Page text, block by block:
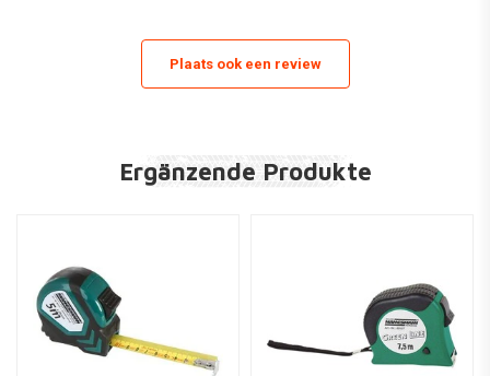
Plaats ook een review
Ergänzende Produkte